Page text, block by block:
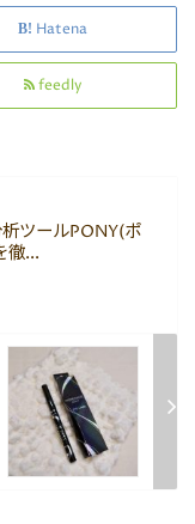
Hatena
feedly
ツールPONY(ポ
徹...